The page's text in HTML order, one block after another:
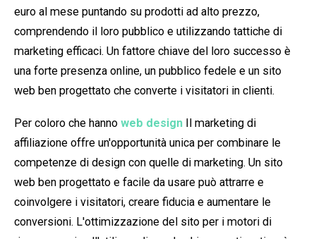
euro al mese puntando su prodotti ad alto prezzo,
comprendendo il loro pubblico e utilizzando tattiche di
marketing efficaci. Un fattore chiave del loro successo è
una forte presenza online, un pubblico fedele e un sito
web ben progettato che converte i visitatori in clienti.
Per coloro che hanno web design Il marketing di
affiliazione offre un'opportunità unica per combinare le
competenze di design con quelle di marketing. Un sito
web ben progettato e facile da usare può attrarre e
coinvolgere i visitatori, creare fiducia e aumentare le
conversioni. L'ottimizzazione del sito per i motori di